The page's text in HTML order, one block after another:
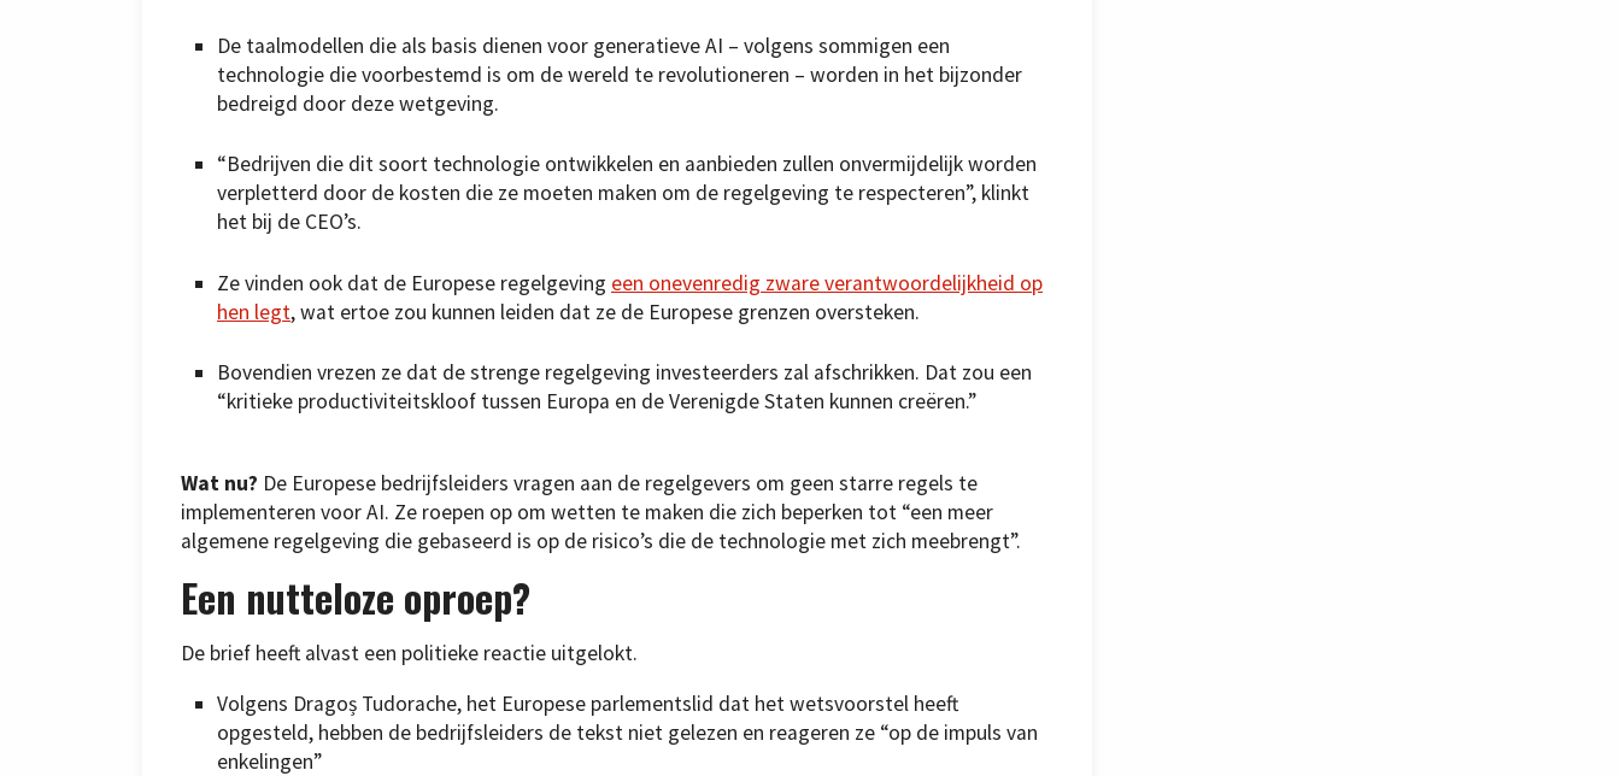
De taalmodellen die als basis dienen voor generatieve AI – volgens sommigen een
technologie die voorbestemd is om de wereld te revolutioneren – worden in het bijzonder
bedreigd door deze wetgeving.
“Bedrijven die dit soort technologie ontwikkelen en aanbieden zullen onvermijdelijk worden
verpletterd door de kosten die ze moeten maken om de regelgeving te respecteren”, klinkt
het bij de CEO’s.
Ze vinden ook dat de Europese regelgeving een onevenredig zware verantwoordelijkheid op
hen legt, wat ertoe zou kunnen leiden dat ze de Europese grenzen oversteken.
Bovendien vrezen ze dat de strenge regelgeving investeerders zal afschrikken. Dat zou een
“kritieke productiviteitskloof tussen Europa en de Verenigde Staten kunnen creëren.”
Wat nu? De Europese bedrijfsleiders vragen aan de regelgevers om geen starre regels te
implementeren voor AI. Ze roepen op om wetten te maken die zich beperken tot “een meer
algemene regelgeving die gebaseerd is op de risico’s die de technologie met zich meebrengt”.
Een nutteloze oproep?
De brief heeft alvast een politieke reactie uitgelokt.
Volgens Dragoș Tudorache, het Europese parlementslid dat het wetsvoorstel heeft
opgesteld, hebben de bedrijfsleiders de tekst niet gelezen en reageren ze “op de impuls van
enkelingen”